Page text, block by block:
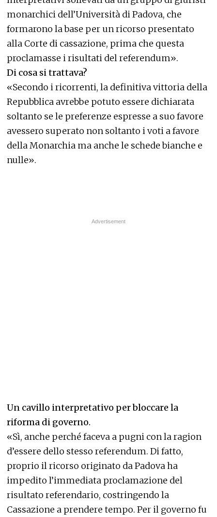
monarchici dell’Università di Padova, che
formarono la base per un ricorso presentato
alla Corte di cassazione, prima che questa
proclamasse i risultati del referendum».
Di cosa si trattava?
«Secondo i ricorrenti, la definitiva vittoria della
Repubblica avrebbe potuto essere dichiarata
soltanto se le preferenze espresse a suo favore
avessero superato non soltanto i voti a favore
della Monarchia ma anche le schede bianche e
nulle».
Un cavillo interpretativo per bloccare la
riforma di governo.
«Sì, anche perché faceva a pugni con la ragion
d’essere dello stesso referendum. Di fatto,
proprio il ricorso originato da Padova ha
impedito l’immediata proclamazione del
risultato referendario, costringendo la
Cassazione a prendere tempo. Per il governo fu